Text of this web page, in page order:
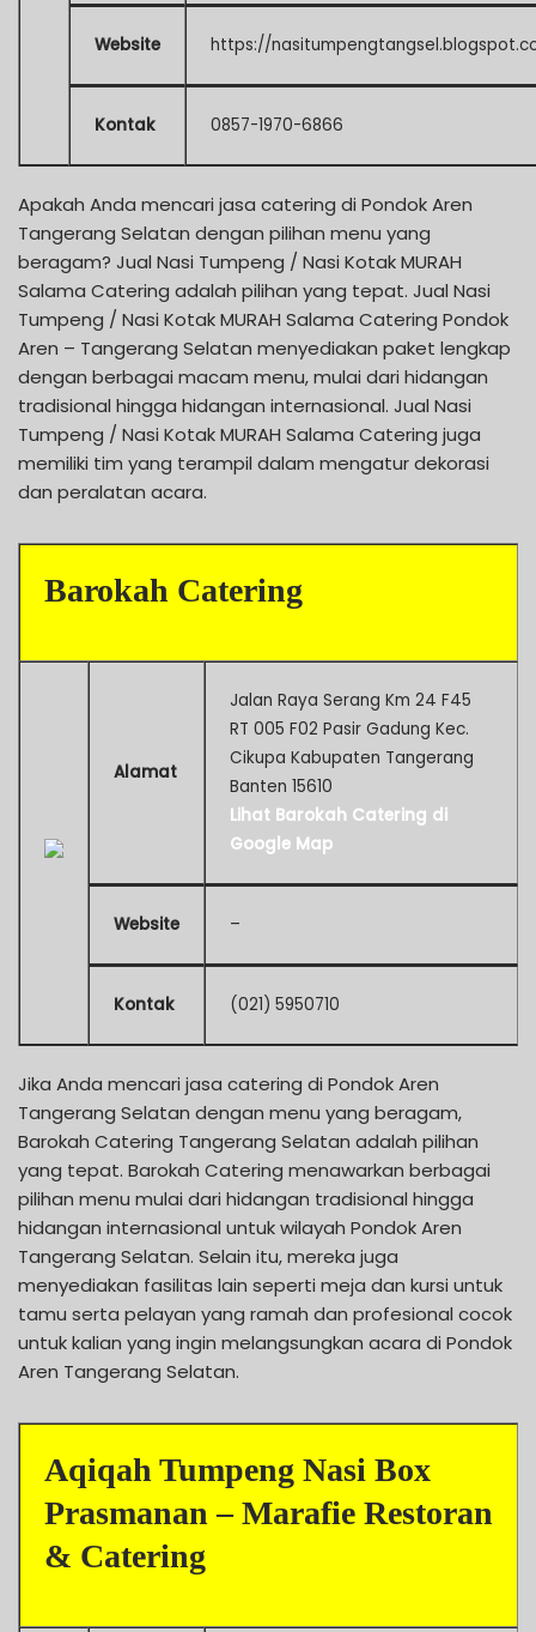
Website https://
Kontak 0857-1970-6866
Apakah Anda mencari jasa catering di Pondok Aren
Tangerang Selatan dengan pilihan menu yang
beragam? Jual Nasi Tumpeng / Nasi Kotak MURAH
Salama Catering adalah pilihan yang tepat. Jual Nasi
Tumpeng / Nasi Kotak MURAH Salama Catering Pondok
Aren – Tangerang Selatan menyediakan paket lengkap
dengan berbagai macam menu, mulai dari hidangan
tradisional hingga hidangan internasional. Jual Nasi
Tumpeng / Nasi Kotak MURAH Salama Catering juga
memiliki tim yang terampil dalam mengatur dekorasi
dan peralatan acara.
Barokah Catering
Alamat
Jalan Raya Serang Km 24 F45
RT 005 F02 Pasir Gadung Kec.
Cikupa Kabupaten Tangerang
Banten 15610
Lihat Barokah Catering di
Google Map
Website –
Kontak (021) 5950710
Jika Anda mencari jasa catering di Pondok Aren
Tangerang Selatan dengan menu yang beragam,
Barokah Catering Tangerang Selatan adalah pilihan
yang tepat. Barokah Catering menawarkan berbagai
pilihan menu mulai dari hidangan tradisional hingga
hidangan internasional untuk wilayah Pondok Aren
Tangerang Selatan. Selain itu, mereka juga
menyediakan fasilitas lain seperti meja dan kursi untuk
tamu serta pelayan yang ramah dan profesional cocok
untuk kalian yang ingin melangsungkan acara di Pondok
Aren Tangerang Selatan.
Aqiqah Tumpeng Nasi Box
Prasmanan – Marafie Restoran
& Catering